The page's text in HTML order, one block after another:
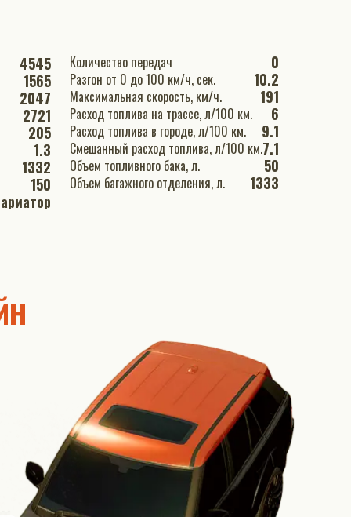
4545
1565
2047
2721
205
1.3
1332
150
Количество передач 0
Разгон от 0 до 100 км/ч, сек. 10.2
Максимальная скорость, км/ч. 191
Расход топлива на трассе, л/100 км. 6
Расход топлива в городе, л/100 км. 9.1
Смешанный расход топлива, л/100 км.7.1
Объем топливного бака, л. 50
Объем багажного отделения, л. 1333